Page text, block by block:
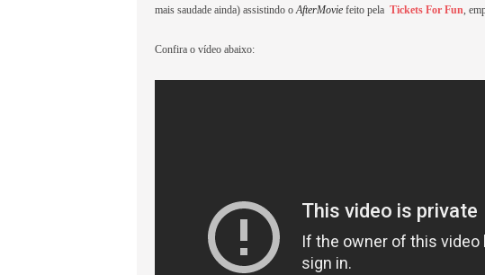
mais saudade ainda) assistindo o AfterMovie feito pela Tickets For Fun ,
Confira o vídeo abaixo: